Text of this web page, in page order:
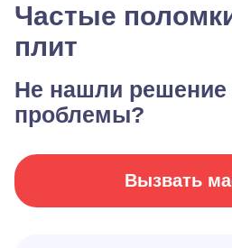
Частые
плит
Не нашли решение
проблемы?
Вызвать